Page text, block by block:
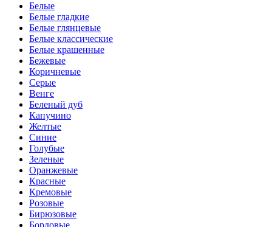
Белые
Белые гладкие
Белые глянцевые
Белые классические
Белые крашенные
Бежевые
Коричневые
Серые
Венге
Беленый дуб
Капучино
Желтые
Синие
Голубые
Зеленые
Оранжевые
Красные
Кремовые
Розовые
Бирюзовые
Бордовые